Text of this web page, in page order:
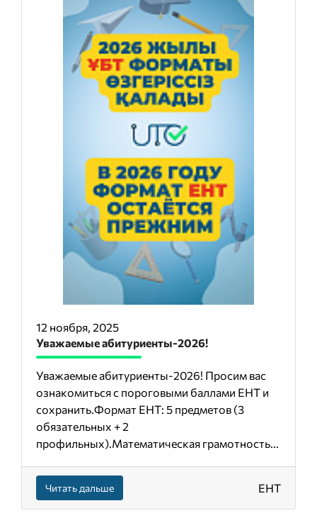
12 ноября, 2025
Уважаемые абитуриенты-2026!
Уважаемые абитуриенты-2026! Просим вас
ознакомиться с пороговыми баллами ЕНТ и
сохранить.Формат ЕНТ: 5 предметов (3
обязательных + 2
профильных).Математическая грамотность...
Читать дальше ЕНТ